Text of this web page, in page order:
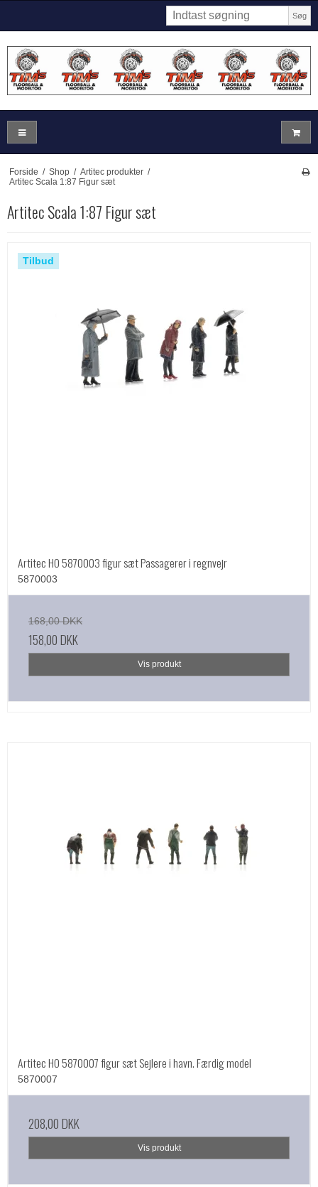
Søg
Forside / Shop / Artitec produkter /
Artitec Scala 1:87 Figur sæt
Artitec Scala 1:87 Figur sæt
Tilbud
Artitec HO 5870003 figur sæt Passagerer i regnvejr
5870003
168,00 DKK
158,00 DKK
Vis produkt
Artitec HO 5870007 figur sæt Sejlere i havn. Færdig model
5870007
208,00 DKK
Vis produkt